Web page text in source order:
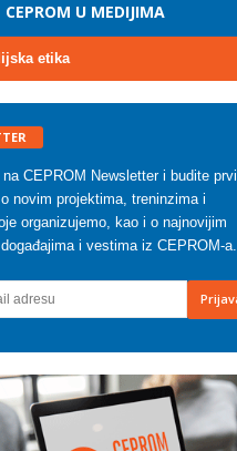
CEPROM U MEDIJIMA
etika
CEPROM Newsletter i budite prvi
novim projektima, treninzima i
organizujemo, kao i o najnovijim
i vestima iz CEPROM-a.